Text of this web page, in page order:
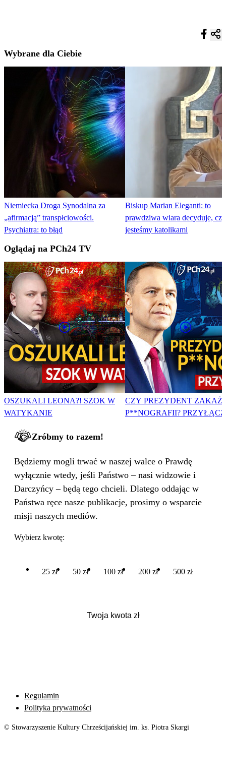
Wybrane dla Ciebie
Niemiecka Droga Synodalna za
„afirmacją” transpłciowości.
Psychiatra: to błąd
Biskup Marian Eleganti: to
prawdziwa wiara decyduje, czy
jesteśmy katolikami
Oglądaj na PCh24 TV
OSZUKALI LEONA?! SZOK W
WATYKANIE
CZY PREZYDENT
P**NOGRAFII?
Zróbmy to razem!
Będziemy mogli trwać w naszej walce o Prawdę
wyłącznie wtedy, jeśli Państwo – nasi widzowie i
Darczyńcy – będą tego chcieli. Dlatego oddając w
Państwa ręce nasze publikacje, prosimy o wsparcie
misji naszych mediów.
Wybierz kwotę:
25 zł 50 zł 100 zł 200 zł 500 zł
Regulamin
Polityka prywatności
© Stowarzyszenie Kultury Chrześcijańskiej im. ks. Piotra Skargi